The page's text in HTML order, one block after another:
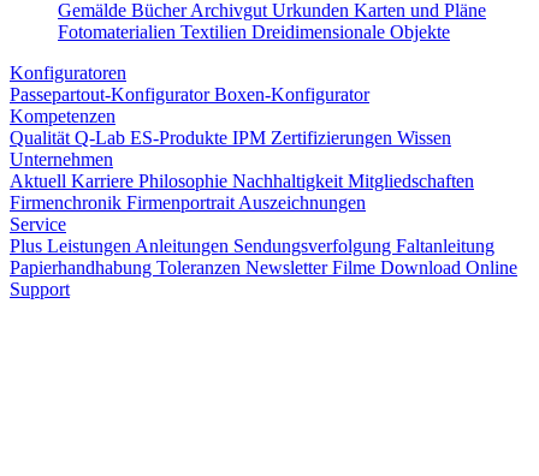
Gemälde BücherArchivgut Urkunden Karten und Pläne
Fotomaterialien Textilien Dreidimensionale Objekte
Konfiguratoren
Passepartout-KonfiguratorBoxen-Konfigurator
Kompetenzen
Qualität Q-Lab ES-Produkte IPM Zertifizierungen Wissen
Unternehmen
Aktuell Karriere Philosophie Nachhaltigkeit Mitgliedschaften
Firmenchronik Firmenportrait Auszeichnungen
Service
Plus Leistungen Anleitungen Sendungsverfolgung Faltanleitung
Papierhandhabung Toleranzen NewsletterFilme Download Online
Support